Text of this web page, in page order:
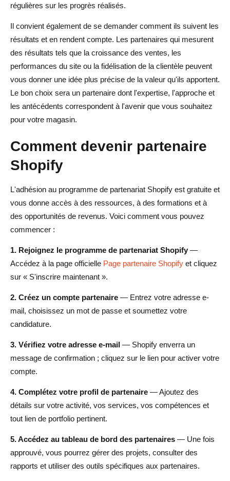
régulières sur les progrès réalisés.
Il convient également de se demander comment ils suivent les
résultats et en rendent compte. Les partenaires qui mesurent
des résultats tels que la croissance des ventes, les
performances du site ou la fidélisation de la clientèle peuvent
vous donner une idée plus précise de la valeur qu'ils apportent.
Le bon choix sera un partenaire dont l'expertise, l'approche et
les antécédents correspondent à l'avenir que vous souhaitez
pour votre magasin.
Comment devenir partenaire
Shopify
L'adhésion au programme de partenariat Shopify est gratuite et
vous donne accès à des ressources, à des formations et à
des opportunités de revenus. Voici comment vous pouvez
commencer :
1. Rejoignez le programme de partenariat Shopify —
Accédez à la page officielle Page partenaire Shopify et cliquez
sur « S'inscrire maintenant ».
2. Créez un compte partenaire — Entrez votre adresse e-
mail, choisissez un mot de passe et soumettez votre
candidature.
3. Vérifiez votre adresse e-mail — Shopify enverra un
message de confirmation ; cliquez sur le lien pour activer votre
compte.
4. Complétez votre profil de partenaire — Ajoutez des
détails sur votre activité, vos services, vos compétences et
tout lien de portfolio pertinent.
5. Accédez au tableau de bord des partenaires — Une fois
approuvé, vous pourrez gérer des projets, consulter des
rapports et utiliser des outils spécifiques aux partenaires.